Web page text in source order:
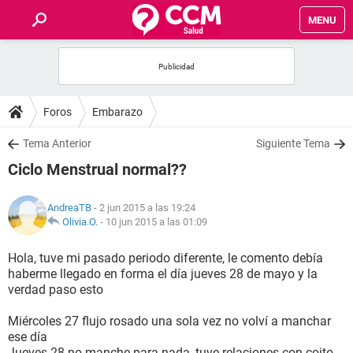
MENU
FOROS
SALUD
NUTRICIÓN
BIENESTAR
GLOSARIO
Foros Embarazo
Tema Anterior Siguiente Tema
Ciclo Menstrual normal??
AndreaTB - 2 jun 2015 a las 19:24
Olivia.O. - 10 jun 2015 a las 01:09
Hola, tuve mi pasado periodo diferente, le comento debía
haberme llegado en forma el día jueves 28 de mayo y la
verdad paso esto
Miércoles 27 flujo rosado una sola vez no volví a manchar
ese día